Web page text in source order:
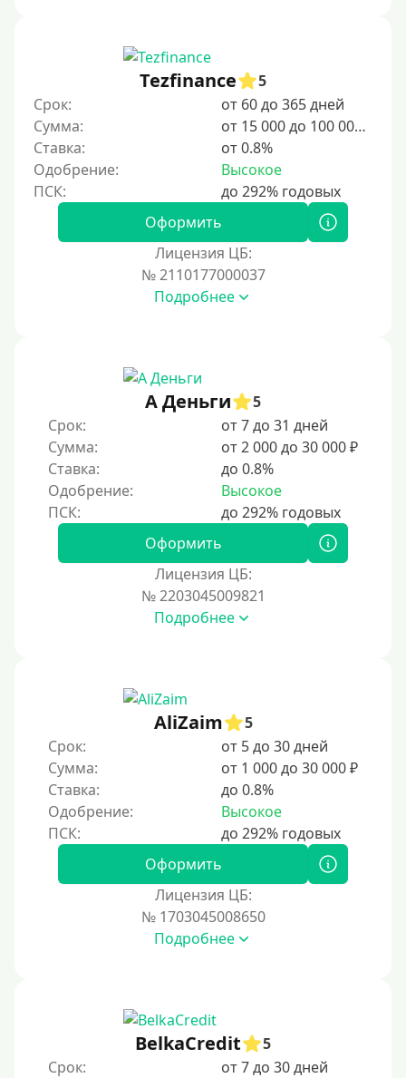
100 дней
4 месяца
5 месяцев
На полгода
10 месяцев
5 лет
Краткосрочные
Долгосрочные
Принятие решения
За час
Срочные
Моментальные онлайн
Экспресс
В день обращения
С 21 года
Tezfinance
5
Срок:
от 60 до 365 дней
Сумма:
от 15 000 до 100 000 ₽
Ставка:
от 0.8%
Одобрение:
Высокое
Оформить
Лицензия ЦБ:
№ 2110177000037
Подробнее
А Деньги
5
Срок:
от 7 до 31 дней
Сумма:
от 2 000 до 30 000 ₽
Ставка:
до 0.8%
Одобрение:
Высокое
Оформить
Лицензия ЦБ:
№ 2203045009821
Подробнее
AliZaim
5
Срок:
от 5 до 30 дней
Сумма:
от 1 000 до 30 000 ₽
Ставка:
до 0.8%
Одобрение:
Высокое
Оформить
Лицензия ЦБ:
№ 1703045008650
Подробнее
BelkaCredit
5
Срок:
от 7 до 30 дней